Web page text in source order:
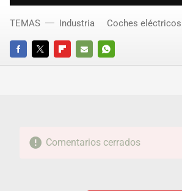
FACEBOOKTWITTERFLIPBOARD
E-
WHATSAPP
TEMAS Industria Coches eléctricos
Comentarios cerrados